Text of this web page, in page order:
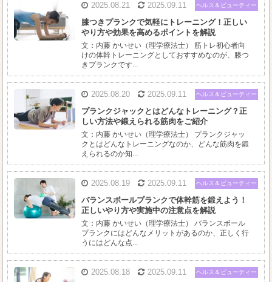
2025.08.21 2025.09.11 ヘルス＆ビューティー
膝つきプランクで気軽にトレーニング！正しい
やり方や効果を高めるポイントを解説
文：内藤 かいせい（理学療法士） 筋トレ初心者向
けの体幹トレーニングとしておすすめなのが、膝つ
きプランクです...
2025.08.20 2025.09.11 ヘルス＆ビューティー
プランクジャックとはどんなトレーニング？正
しい方法や鍛えられる筋肉をご紹介
文：内藤 かいせい（理学療法士） プランクジャッ
クとはどんなトレーニングなのか、どんな筋肉を鍛
えられるのか知...
2025.08.19 2025.09.11 ヘルス＆ビューティー
バランスボールプランクで体幹筋を鍛えよう！
正しいやり方や実施中の注意点を解説
文：内藤 かいせい（理学療法士） バランスボール
プランクにはどんなメリットがあるのか、正しく行
うにはどんな点...
2025.08.18 2025.09.11 ヘルス＆ビューティー